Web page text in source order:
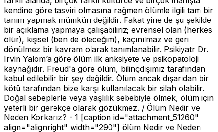
kendine göre tasviri olmasına rağmen ölümle ilgili tam bir
tanım yapmak mümkün değildir. Fakat yine de şu şekilde
bir açıklama yapmaya çalışabiliriz; evrensel olan (herkes
ölür), kişisel (ben de öleceğim), kaçınılmaz ve geri
dönülmez bir kavram olarak tanımlanabilir. Psikiyatr Dr.
Irvin Yalom’a göre ölüm ilk anksiyete ve psikopatoloji
kaynağıdır. Freud'a göre ölüm, bilinçdışımız tarafından
kabul edilebilir bir şey değildir. Ölüm ancak dışarıdan bir
kötü tarafından bize karşı kullanılacak bir silah olabilir.
Doğal sebeplerle veya yaşlılık sebebiyle ölmek, ölüm için
yeterli bir gerekçe olarak gözükmez. / Ölüm Nedir ve
Neden Korkarız? - 1 [caption id="attachment_51260"
align="alignright" width="290"] ölüm Nedir ve Neden